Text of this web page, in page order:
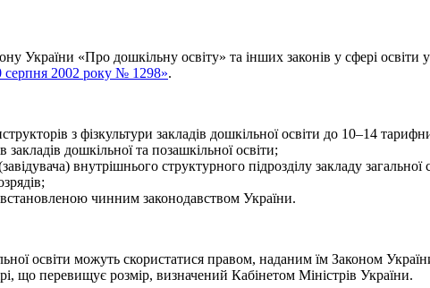
України «Про дошкільну освіту» та інших законів у сфері освіти
серпня 2002 року № 1298».
з фізкультури закладів дошкільної освіти до 10–14
дошкільної та позашкільної освіти;
внутрішнього структурного підрозділу закладу
чинним законодавством України.
освіти можуть скористатися правом, наданим їм Законом
що перевищує розмір, визначений Кабінетом Міністрів України.